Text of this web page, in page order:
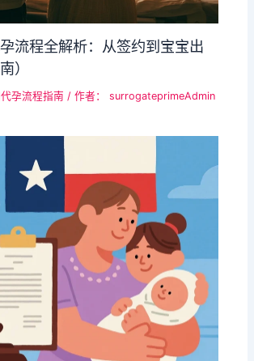
流程全解析：从签约到宝宝出
）​​
孕流程指南 / 作者： surrogateprimeAdmin